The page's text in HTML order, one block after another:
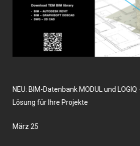
NEU: BIM-Datenbank MODUL und
Lösung für Ihre Projekte
März 25